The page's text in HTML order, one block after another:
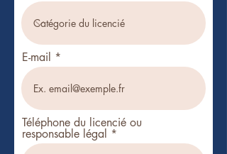
E-mail
Téléphone du licencié ou
responsable légal